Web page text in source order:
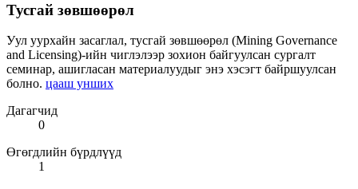
Тусгай зөвшөөрөл
Уул уурхайн засаглал, тусгай зөвшөөрөл (Mining Governance
and Licensing)-ийн чиглэлээр зохион байгуулсан сургалт
семинар, ашигласан материалуудыг энэ хэсэгт байршуулсан
болно. цааш унших
Дагагчид
0
Өгөгдлийн бүрдлүүд
1